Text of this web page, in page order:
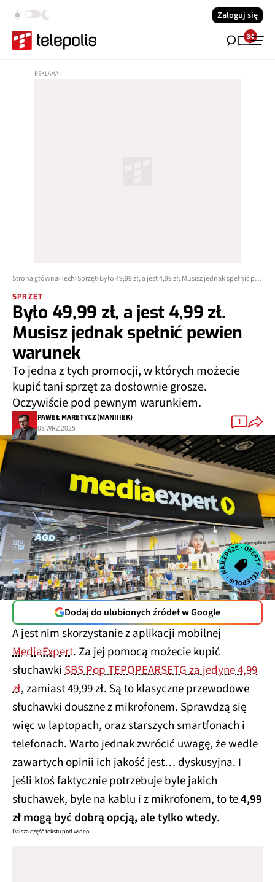
Zaloguj się
34
Strona główna Tech Sprzęt Było 49,99 zł, a jest 4,99 zł. Musisz jednak spełnić pewien warunek
SPRZĘT
Było 49,99 zł, a jest 4,99 zł.
Musisz jednak spełnić pewien
warunek
To jedna z tych promocji, w których możecie
kupić tani sprzęt za dosłownie grosze.
Oczywiście pod pewnym warunkiem.
PAWEŁ MARETYCZ (MANIIIEK)
08 WRZ 2025
1
Dodaj do ulubionych źródeł w Google
A jest nim skorzystanie z aplikacji mobilnej
MediaExpert. Za jej pomocą możecie kupić
słuchawkiSBS Pop TEPOPEARSETG za jedyne 4,99
zł, zamiast 49,99 zł. Są to klasyczne przewodowe
słuchawki douszne z mikrofonem. Sprawdzą się
więc w laptopach, oraz starszych smartfonach i
telefonach. Warto jednak zwrócić uwagę, że wedle
zawartych opinii ich jakość jest… dyskusyjna. I
jeśli ktoś faktycznie potrzebuje byle jakich
słuchawek, byle na kablu i z mikrofonem, to te4,99
zł mogą być dobrą opcją, ale tylko wtedy.
Dalsza część tekstu pod wideo